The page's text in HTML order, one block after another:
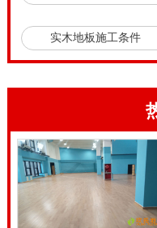
实木地板施工条件